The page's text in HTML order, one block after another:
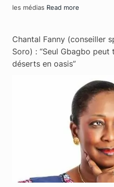
les médias Read more
Chantal Fanny (conseiller
Soro) : “Seul Gbagbo
déserts en oasis”